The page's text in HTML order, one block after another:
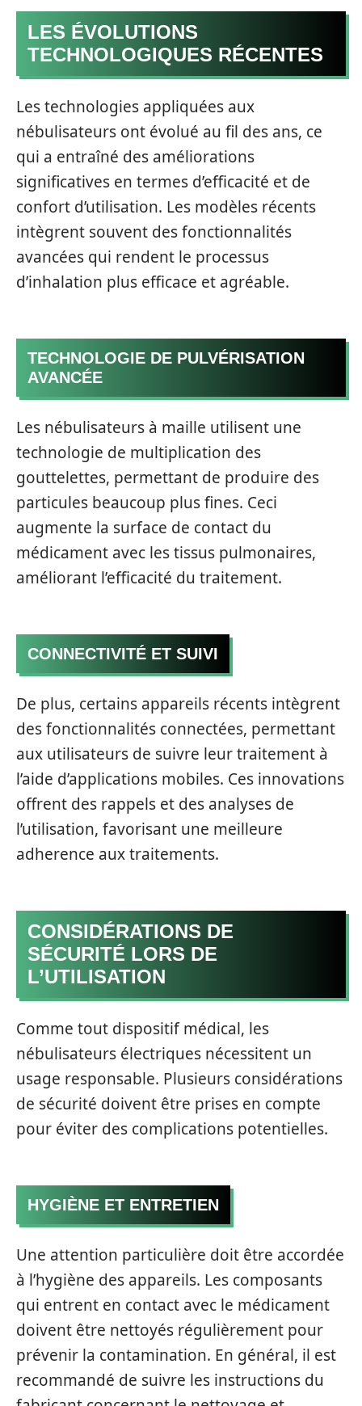
LES ÉVOLUTIONS
TECHNOLOGIQUES RÉCENTES
Les technologies appliquées aux
nébulisateurs ont évolué au fil des ans, ce
qui a entraîné des améliorations
significatives en termes d’efficacité et de
confort d’utilisation. Les modèles récents
intègrent souvent des fonctionnalités
avancées qui rendent le processus
d’inhalation plus efficace et agréable.
TECHNOLOGIE DE PULVÉRISATION
AVANCÉE
Les nébulisateurs à maille utilisent une
technologie de multiplication des
gouttelettes, permettant de produire des
particules beaucoup plus fines. Ceci
augmente la surface de contact du
médicament avec les tissus pulmonaires,
améliorant l’efficacité du traitement.
CONNECTIVITÉ ET SUIVI
De plus, certains appareils récents intègrent
des fonctionnalités connectées, permettant
aux utilisateurs de suivre leur traitement à
l’aide d’applications mobiles. Ces innovations
offrent des rappels et des analyses de
l’utilisation, favorisant une meilleure
adherence aux traitements.
CONSIDÉRATIONS DE
SÉCURITÉ LORS DE
L’UTILISATION
Comme tout dispositif médical, les
nébulisateurs électriques nécessitent un
usage responsable. Plusieurs considérations
de sécurité doivent être prises en compte
pour éviter des complications potentielles.
HYGIÈNE ET ENTRETIEN
Une attention particulière doit être accordée
à l’hygiène des appareils. Les composants
qui entrent en contact avec le médicament
doivent être nettoyés régulièrement pour
prévenir la contamination. En général, il est
recommandé de suivre les instructions du